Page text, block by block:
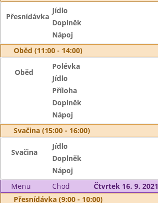
Přesnídávka
Jídlo
Doplněk
Nápoj
Oběd (11:00 - 14:00)
Oběd
Polévka
Jídlo
Příloha
Doplněk
Nápoj
Svačina (15:00 - 16:00)
Svačina
Jídlo
Doplněk
Nápoj
Menu
Chod
Čtvrtek 16. 9. 2021
Přesnídávka (9:00 - 10:00)